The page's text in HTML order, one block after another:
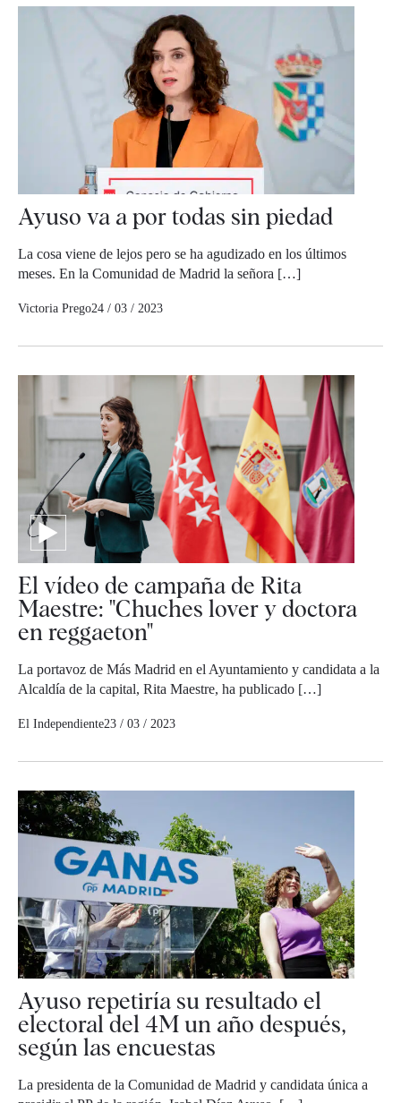
Ayuso va a por todas sin piedad
La cosa viene de lejos pero se ha agudizado en los últimos
meses. En la Comunidad de Madrid la señora […]
Victoria Prego24 / 03 / 2023
El vídeo de campaña de Rita
Maestre: "Chuches lover y doctora
en reggaeton"
La portavoz de Más Madrid en el Ayuntamiento y candidata a la
Alcaldía de la capital, Rita Maestre, ha publicado […]
El Independiente23 / 03 / 2023
Ayuso repetiría su resultado el
electoral del 4M un año después,
según las encuestas
La presidenta de la Comunidad de Madrid y candidata única a